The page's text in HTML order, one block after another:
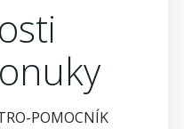
POMOCNÍK